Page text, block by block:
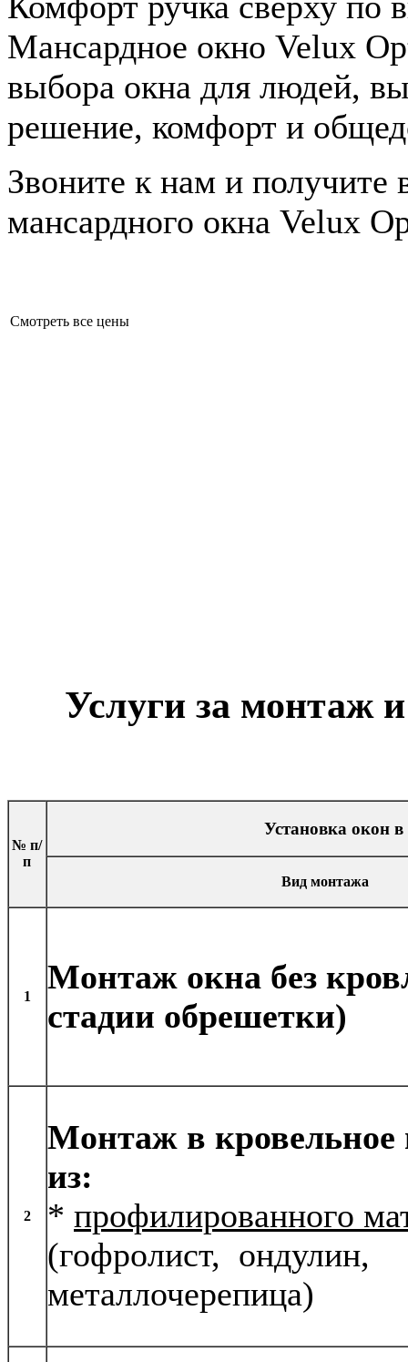
Мансардное окно Velux
выбора окна для людей,
решение, комфорт и
Звоните к нам и получите
мансардного окна Velux
Смотреть все цены
Услуги за монтаж
№ п/
п
Установка окон
Вид монтажа
1
Монтаж окна без
стадии обрешетки)
2
Монтаж в кровельное
из:
* профилированного
(гофролист, ондулин,
металлочерепица)